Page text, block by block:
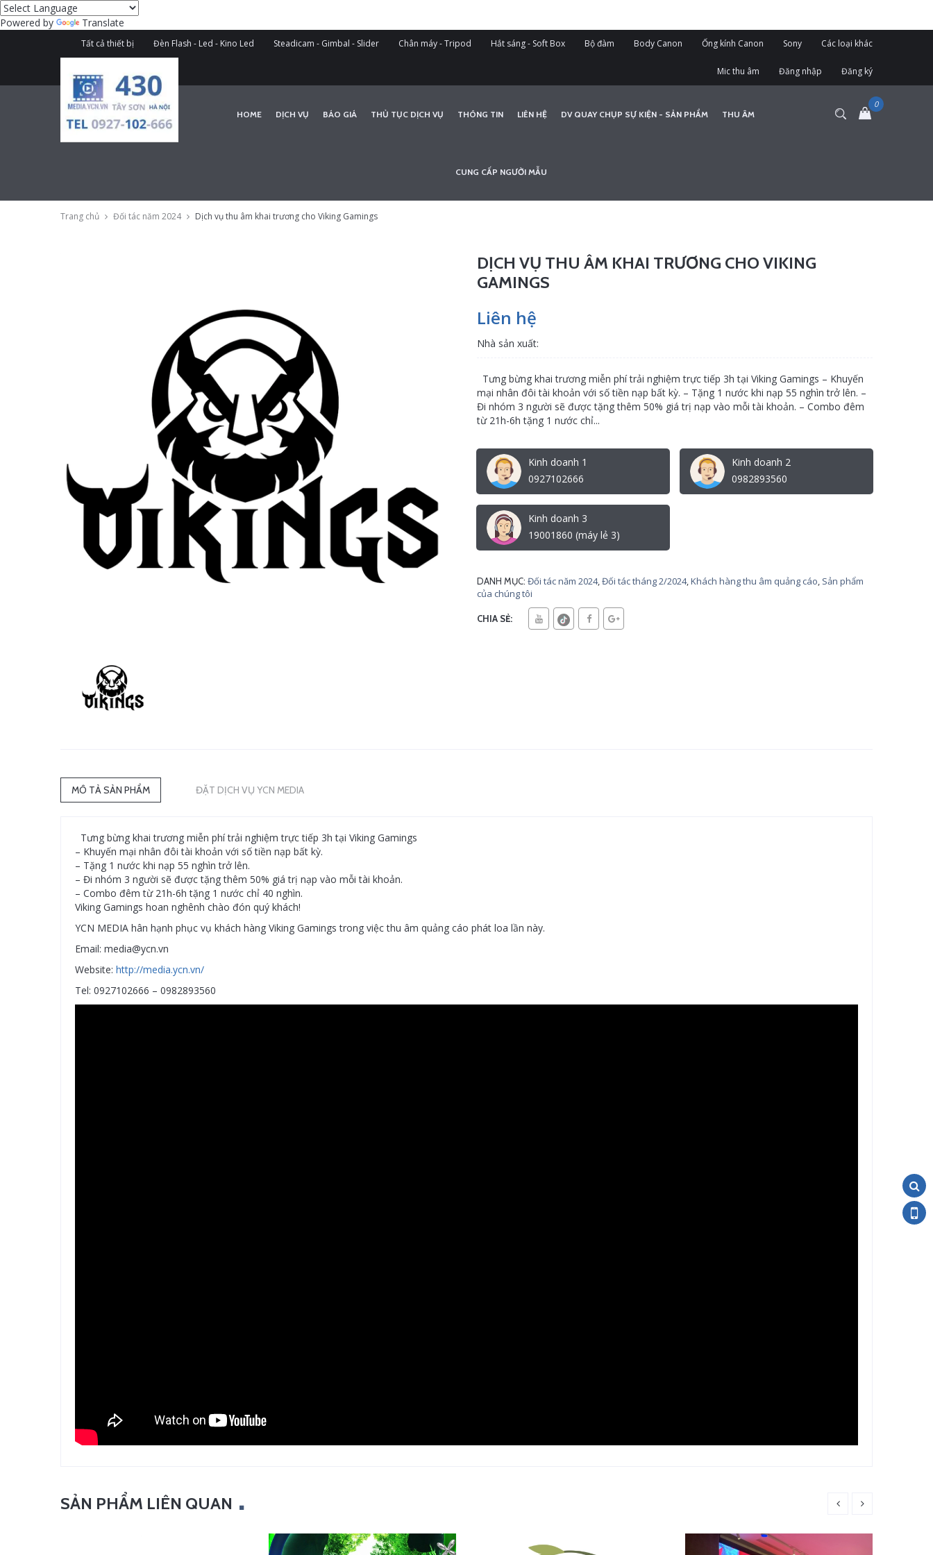
Powered by Translate
Tất cả thiết bị Đèn Flash - Led - Kino Led Steadicam - Gimbal - Slider Chân máy - Tripod Hắt sáng - Soft Box Bộ đàm Body Canon Ống kính Canon Sony Các loại khác
Mic thu âm Đăng nhập Đăng ký
HOME DỊCH VỤ BÁO GIÁ THỦ TỤC DỊCH VỤ THÔNG TIN LIÊN HỆ DV QUAY CHỤP SỰ KIỆN - SẢN PHẨM THU ÂM
CUNG CẤP NGƯỜI MẪU
Trang chủ Đối tác năm 2024 Dịch vụ thu âm khai trương cho Viking Gamings
DỊCH VỤ THU ÂM KHAI TRƯƠNG CHO VIKING
GAMINGS
Liên hệ
Nhà sản xuất:
Tưng bừng khai trương miễn phí trải nghiệm trực tiếp 3h tại Viking Gamings – Khuyến
mại nhân đôi tài khoản với số tiền nạp bất kỳ. – Tặng 1 nước khi nạp 55 nghìn trở lên. –
Đi nhóm 3 người sẽ được tặng thêm 50% giá trị nạp vào mỗi tài khoản. – Combo đêm
từ 21h-6h tặng 1 nước chỉ...
Kinh doanh 1
0927102666
Kinh doanh 2
0982893560
Kinh doanh 3
19001860 (máy lẻ 3)
DANH MỤC: Đối tác năm 2024,Đối tác tháng 2/2024,Khách hàng thu âm quảng cáo, Sản phẩm
của chúng tôi
CHIA SẺ:
MÔ TẢ SẢN PHẨM ĐẶT DỊCH VỤ YCN MEDIA
Tưng bừng khai trương miễn phí trải nghiệm trực tiếp 3h tại Viking Gamings
– Khuyến mại nhân đôi tài khoản với số tiền nạp bất kỳ.
– Tặng 1 nước khi nạp 55 nghìn trở lên.
– Đi nhóm 3 người sẽ được tặng thêm 50% giá trị nạp vào mỗi tài khoản.
– Combo đêm từ 21h-6h tặng 1 nước chỉ 40 nghìn.
Viking Gamings hoan nghênh chào đón quý khách!
YCN MEDIA hân hạnh phục vụ khách hàng Viking Gamings trong việc thu âm quảng cáo phát loa lần này.
Email: media@ycn.vn
Website: http://media.ycn.vn/
Tel: 0927102666 – 0982893560
SẢN PHẨM LIÊN QUAN